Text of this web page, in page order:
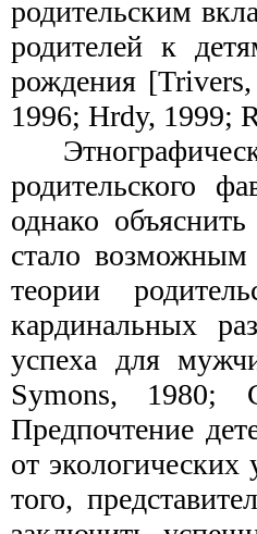
родительским
родителей к
рождения
1996; Hrdy, 1999;
родительского
однако
стало
теории
кардинальных
успеха для
Symons, 1980;
Предпочтение
от экологических
того,